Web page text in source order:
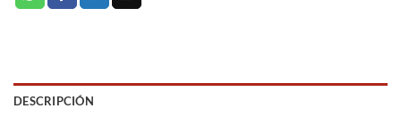
DESCRIPCIÓN